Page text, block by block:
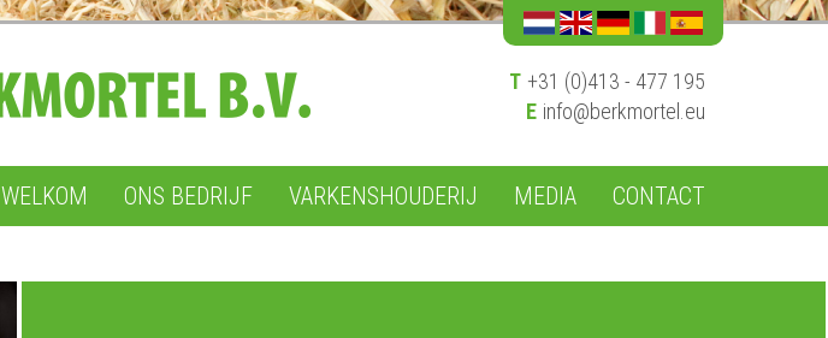
T +31 (0)413 - 477 195
E info@berkmortel.eu
WELKOM ONS BEDRIJF VARKENSHOUDERIJ MEDIA CONTACT